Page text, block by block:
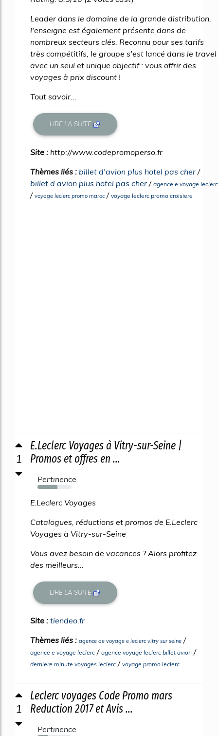
Leader dans le domaine de la grande distribution,
l'enseigne est également présente dans de
nombreux secteurs clés. Reconnu pour ses tarifs
très compétitifs, le groupe s'est lancé dans le travel
avec un seul et unique objectif : vous offrir des
voyages à prix discount !
Tout savoir...
LIRE LA SUITE
Site : http://www.codepromoperso.fr
Thèmes liés : billet d'avion plus hotel pas cher /
billet d avion plus hotel pas cher / agence e voyage leclerc
/ voyage leclerc promo maroc/ voyage leclerc promo croisiere
1
E.Leclerc Voyages à Vitry-sur-Seine |
Promos et offres en ...
Pertinence
59%
E.Leclerc Voyages
Catalogues, réductions et promos de E.Leclerc
Voyages à Vitry-sur-Seine
Vous avez besoin de vacances ? Alors profitez
des meilleurs...
LIRE LA SUITE
Site : tiendeo.fr
Thèmes liés : agence de voyage e leclerc vitry sur seine /
agence e voyage leclerc / agence voyage leclerc billet avion /
derniere minute voyages leclerc / voyage promo leclerc
1
Leclerc voyages Code Promo mars
Reduction 2017 et Avis ...
Pertinence